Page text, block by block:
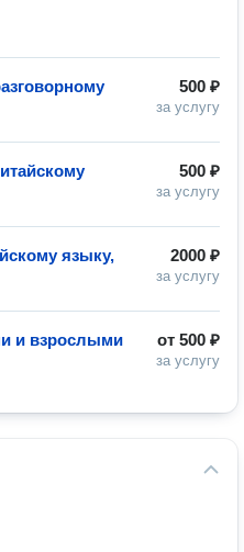
500 ₽
за услугу
500 ₽
за услугу
2000 ₽
за услугу
языку,
от 500 ₽
за услугу
и взрослыми